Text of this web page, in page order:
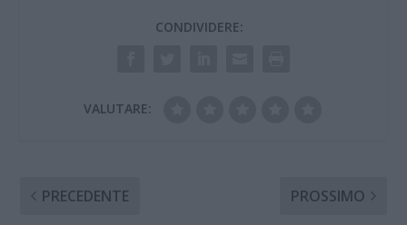
CONDIVIDERE:
VALUTARE:
PRECEDENTE PROSSIMO